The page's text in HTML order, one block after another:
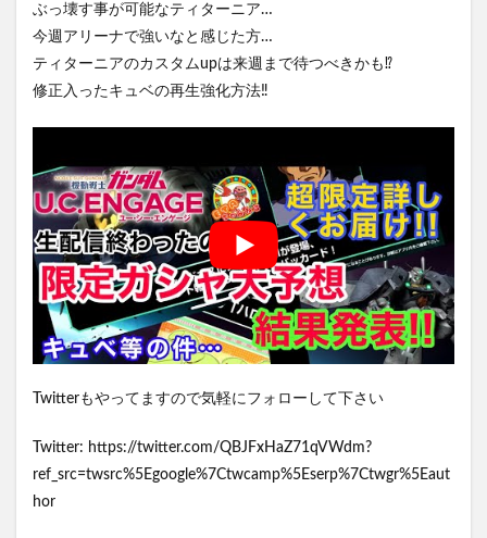
ぶっ壊す事が可能なティターニア…
今週アリーナで強いなと感じた方…
ティターニアのカスタムupは来週まで待つべきかも⁉️
修正入ったキュベの再生強化方法‼️
Twitterもやってますので気軽にフォローして下さい
Twitter: https://twitter.com/QBJFxHaZ71qVWdm?
ref_src=twsrc%5Egoogle%7Ctwcamp%5Eserp%7Ctwgr%5Eaut
hor